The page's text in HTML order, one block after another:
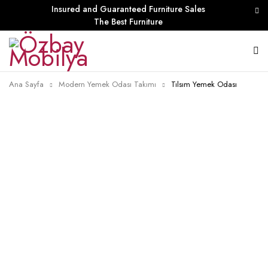
Insured and Guaranteed Furniture Sales
The Best Furniture
Ana Sayfa Modern Yemek Odası Takımı Tılsım Yemek Odası